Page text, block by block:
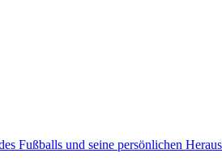
Fußballs und seine persönlichen